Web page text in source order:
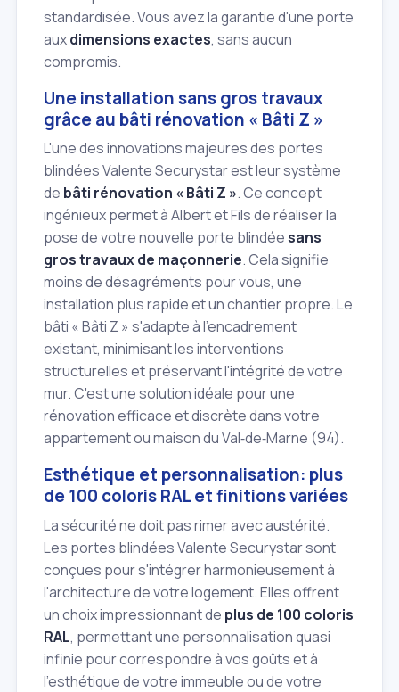
standardisée. Vous avez la garantie d'une porte
auxdimensions exactes, sans aucun
compromis.
Une installation sans gros travaux
grâce au bâti rénovation « Bâti Z »
L'une des innovations majeures des portes
blindées Valente Securystar est leur système
de bâti rénovation « Bâti Z ». Ce concept
ingénieux permet à Albert et Fils de réaliser la
pose de votre nouvelle porte blindéesans
gros travaux de maçonnerie. Cela signifie
moins de désagréments pour vous, une
installation plus rapide et un chantier propre. Le
bâti « Bâti Z » s'adapte à l'encadrement
existant, minimisant les interventions
structurelles et préservant l'intégrité de votre
mur. C'est une solution idéale pour une
rénovation efficace et discrète dans votre
appartement ou maison du Val‑de‑Marne (94).
Esthétique et personnalisation: plus
de 100 coloris RAL et finitions variées
La sécurité ne doit pas rimer avec austérité.
Les portes blindées Valente Securystar sont
conçues pour s'intégrer harmonieusement à
l'architecture de votre logement. Elles offrent
un choix impressionnant de plus de 100 coloris
RAL, permettant une personnalisation quasi
infinie pour correspondre à vos goûts et à
l'esthétique de votre immeuble ou de votre